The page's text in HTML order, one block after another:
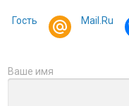
Гость Mail.Ru
Ваше имя